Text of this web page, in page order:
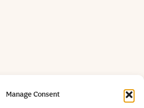
Manage Consent
armazém 4